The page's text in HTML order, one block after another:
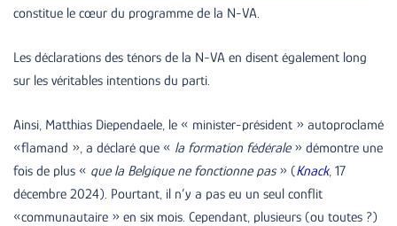
constitue le cœur du programme de la N-VA.
Les déclarations des ténors de la N-VA en disent également long
sur les véritables intentions du parti.
Ainsi, Matthias Diependaele, le « minister-président » autoproclamé
«flamand », a déclaré que « la formation fédérale» démontre une
fois de plus « que la Belgique ne fonctionne pas» (Knack, 17
décembre 2024). Pourtant, il n’y a pas eu un seul conflit
«communautaire » en six mois. Cependant, plusieurs (ou toutes ?)